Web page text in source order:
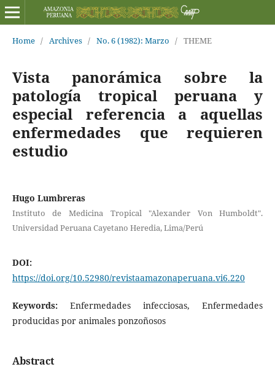
Home / Archives / No. 6 (1982): Marzo / THEME
Vista panorámica sobre la
patología tropical peruana y
especial referencia a aquellas
enfermedades que requieren
estudio
Hugo Lumbreras
Instituto de Medicina Tropical "Alexander Von Humboldt".
Universidad Peruana Cayetano Heredia, Lima/Perú
DOI:
https://doi.org/10.52980/revistaamazonaperuana.vi6.220
Keywords: Enfermedades infecciosas, Enfermedades
producidas por animales ponzoñosos
Abstract